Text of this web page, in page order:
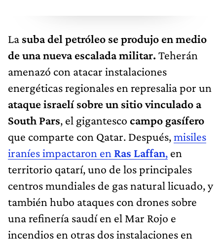
La suba del petróleo se produjo en medio
de una nueva escalada militar. Teherán
amenazó con atacar instalaciones
energéticas regionales en represalia por un
ataque israelí sobre un sitio vinculado a
South Pars, el gigantesco campo gasífero
que comparte con Qatar. Después,misiles
iraníes impactaron en Ras Laffan, en
territorio qatarí, uno de los principales
centros mundiales de gas natural licuado, y
también hubo ataques con drones sobre
una refinería saudí en el Mar Rojo e
incendios en otras dos instalaciones en